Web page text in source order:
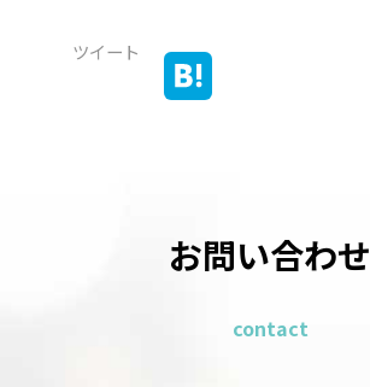
ツイート
お問い合わせ
contact